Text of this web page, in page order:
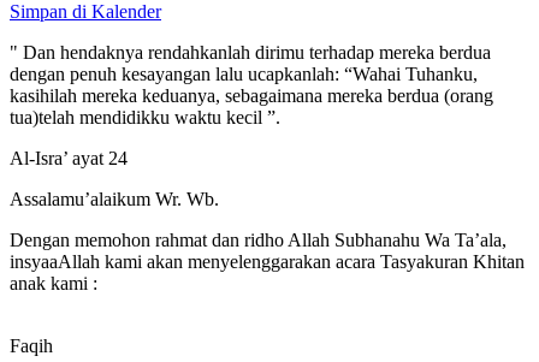
Simpan di Kalender
" Dan hendaknya rendahkanlah dirimu terhadap mereka berdua
dengan penuh kesayangan lalu ucapkanlah: “Wahai Tuhanku,
kasihilah mereka keduanya, sebagaimana mereka berdua (orang
tua)telah mendidikku waktu kecil ”.
Al-Isra’ ayat 24
Assalamu’alaikum Wr. Wb.
Dengan memohon rahmat dan ridho Allah Subhanahu Wa Ta’ala,
insyaaAllah kami akan menyelenggarakan acara Tasyakuran Khitan
anak kami :
Faqih